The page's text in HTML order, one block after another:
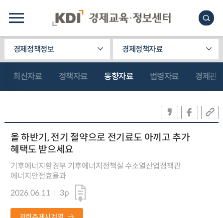
경제정책정보 경제정책자료
최신자료 정책자료 동향자료 법령자료 경제관
올 하반기, 전기 절약으로 전기료도 아끼고 추가
혜택도 받으세요
기후에너지환경부 기후에너지정책실 수소열산업정책관
에너지안전효율과
2026.06.11
3p